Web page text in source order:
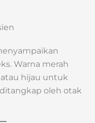
Warna merah
hijau untuk
oleh otak